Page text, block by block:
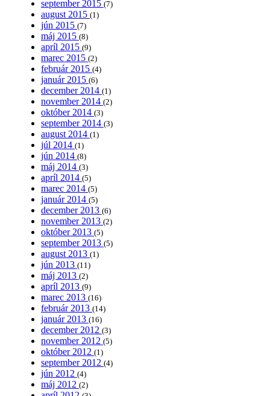
september 2015 (7)
august 2015 (1)
jún 2015 (7)
máj 2015 (8)
apríl 2015 (9)
marec 2015 (2)
február 2015 (4)
január 2015 (6)
december 2014 (1)
november 2014 (2)
október 2014 (3)
september 2014 (3)
august 2014 (1)
júl 2014 (1)
jún 2014 (8)
máj 2014 (3)
apríl 2014 (5)
marec 2014 (5)
január 2014 (5)
december 2013 (6)
november 2013 (2)
október 2013 (5)
september 2013 (5)
august 2013 (1)
jún 2013 (11)
máj 2013 (2)
apríl 2013 (9)
marec 2013 (16)
február 2013 (14)
január 2013 (16)
december 2012 (3)
november 2012 (5)
október 2012 (1)
september 2012 (4)
jún 2012 (4)
máj 2012 (2)